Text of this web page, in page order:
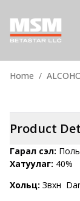
Home
Product
Гарал үүсэл:
Хатуулаг: 40%
Хольц: Зөвхөн